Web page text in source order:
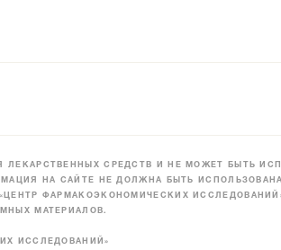
СРЕДСТВ И НЕ МОЖЕТ БЫТЬ
НА САЙТЕ НЕ ДОЛЖНА БЫТЬ
ФАРМАКОЭКОНОМИЧЕСКИХ
МАТЕРИАЛОВ.
ИССЛЕДОВАНИЙ»